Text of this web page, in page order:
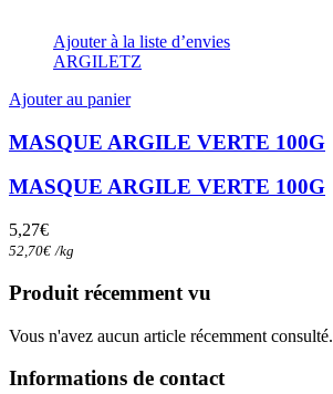
Ajouter à la liste d’envies
ARGILETZ
Ajouter au panier
MASQUE ARGILE VERTE 100G
MASQUE ARGILE VERTE 100G
5,27€
52,70€ /kg
Produit récemment vu
Vous n'avez aucun article récemment consulté.
Informations de contact